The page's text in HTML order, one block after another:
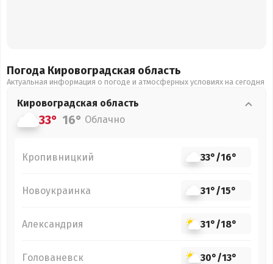
Погода Кировоградская область
Актуальная информация о погоде и атмосферных условиях на сегодня
Кировоградская область
33° 16° Облачно
Кропивницкий 33°/16°
Новоукраинка 31°/15°
Александрия 31°/18°
Голованевск 30°/13°